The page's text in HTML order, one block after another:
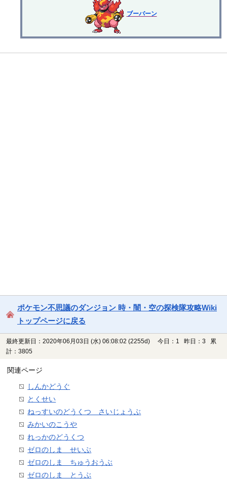
ブーバーン
ポケモン不思議のダンジョン 時・闇・空の探検隊攻略Wiki
トップページに戻る
最終更新日：2020年06月03日 (水) 06:08:02 (2255d)
今日：1 昨日：3 累
計：3805
関連ページ
しんかどうぐ
とくせい
ねっすいのどうくつ さいじょうぶ
みかいのこうや
れっかのどうくつ
ゼロのしま せいぶ
ゼロのしま ちゅうおうぶ
ゼロのしま とうぶ